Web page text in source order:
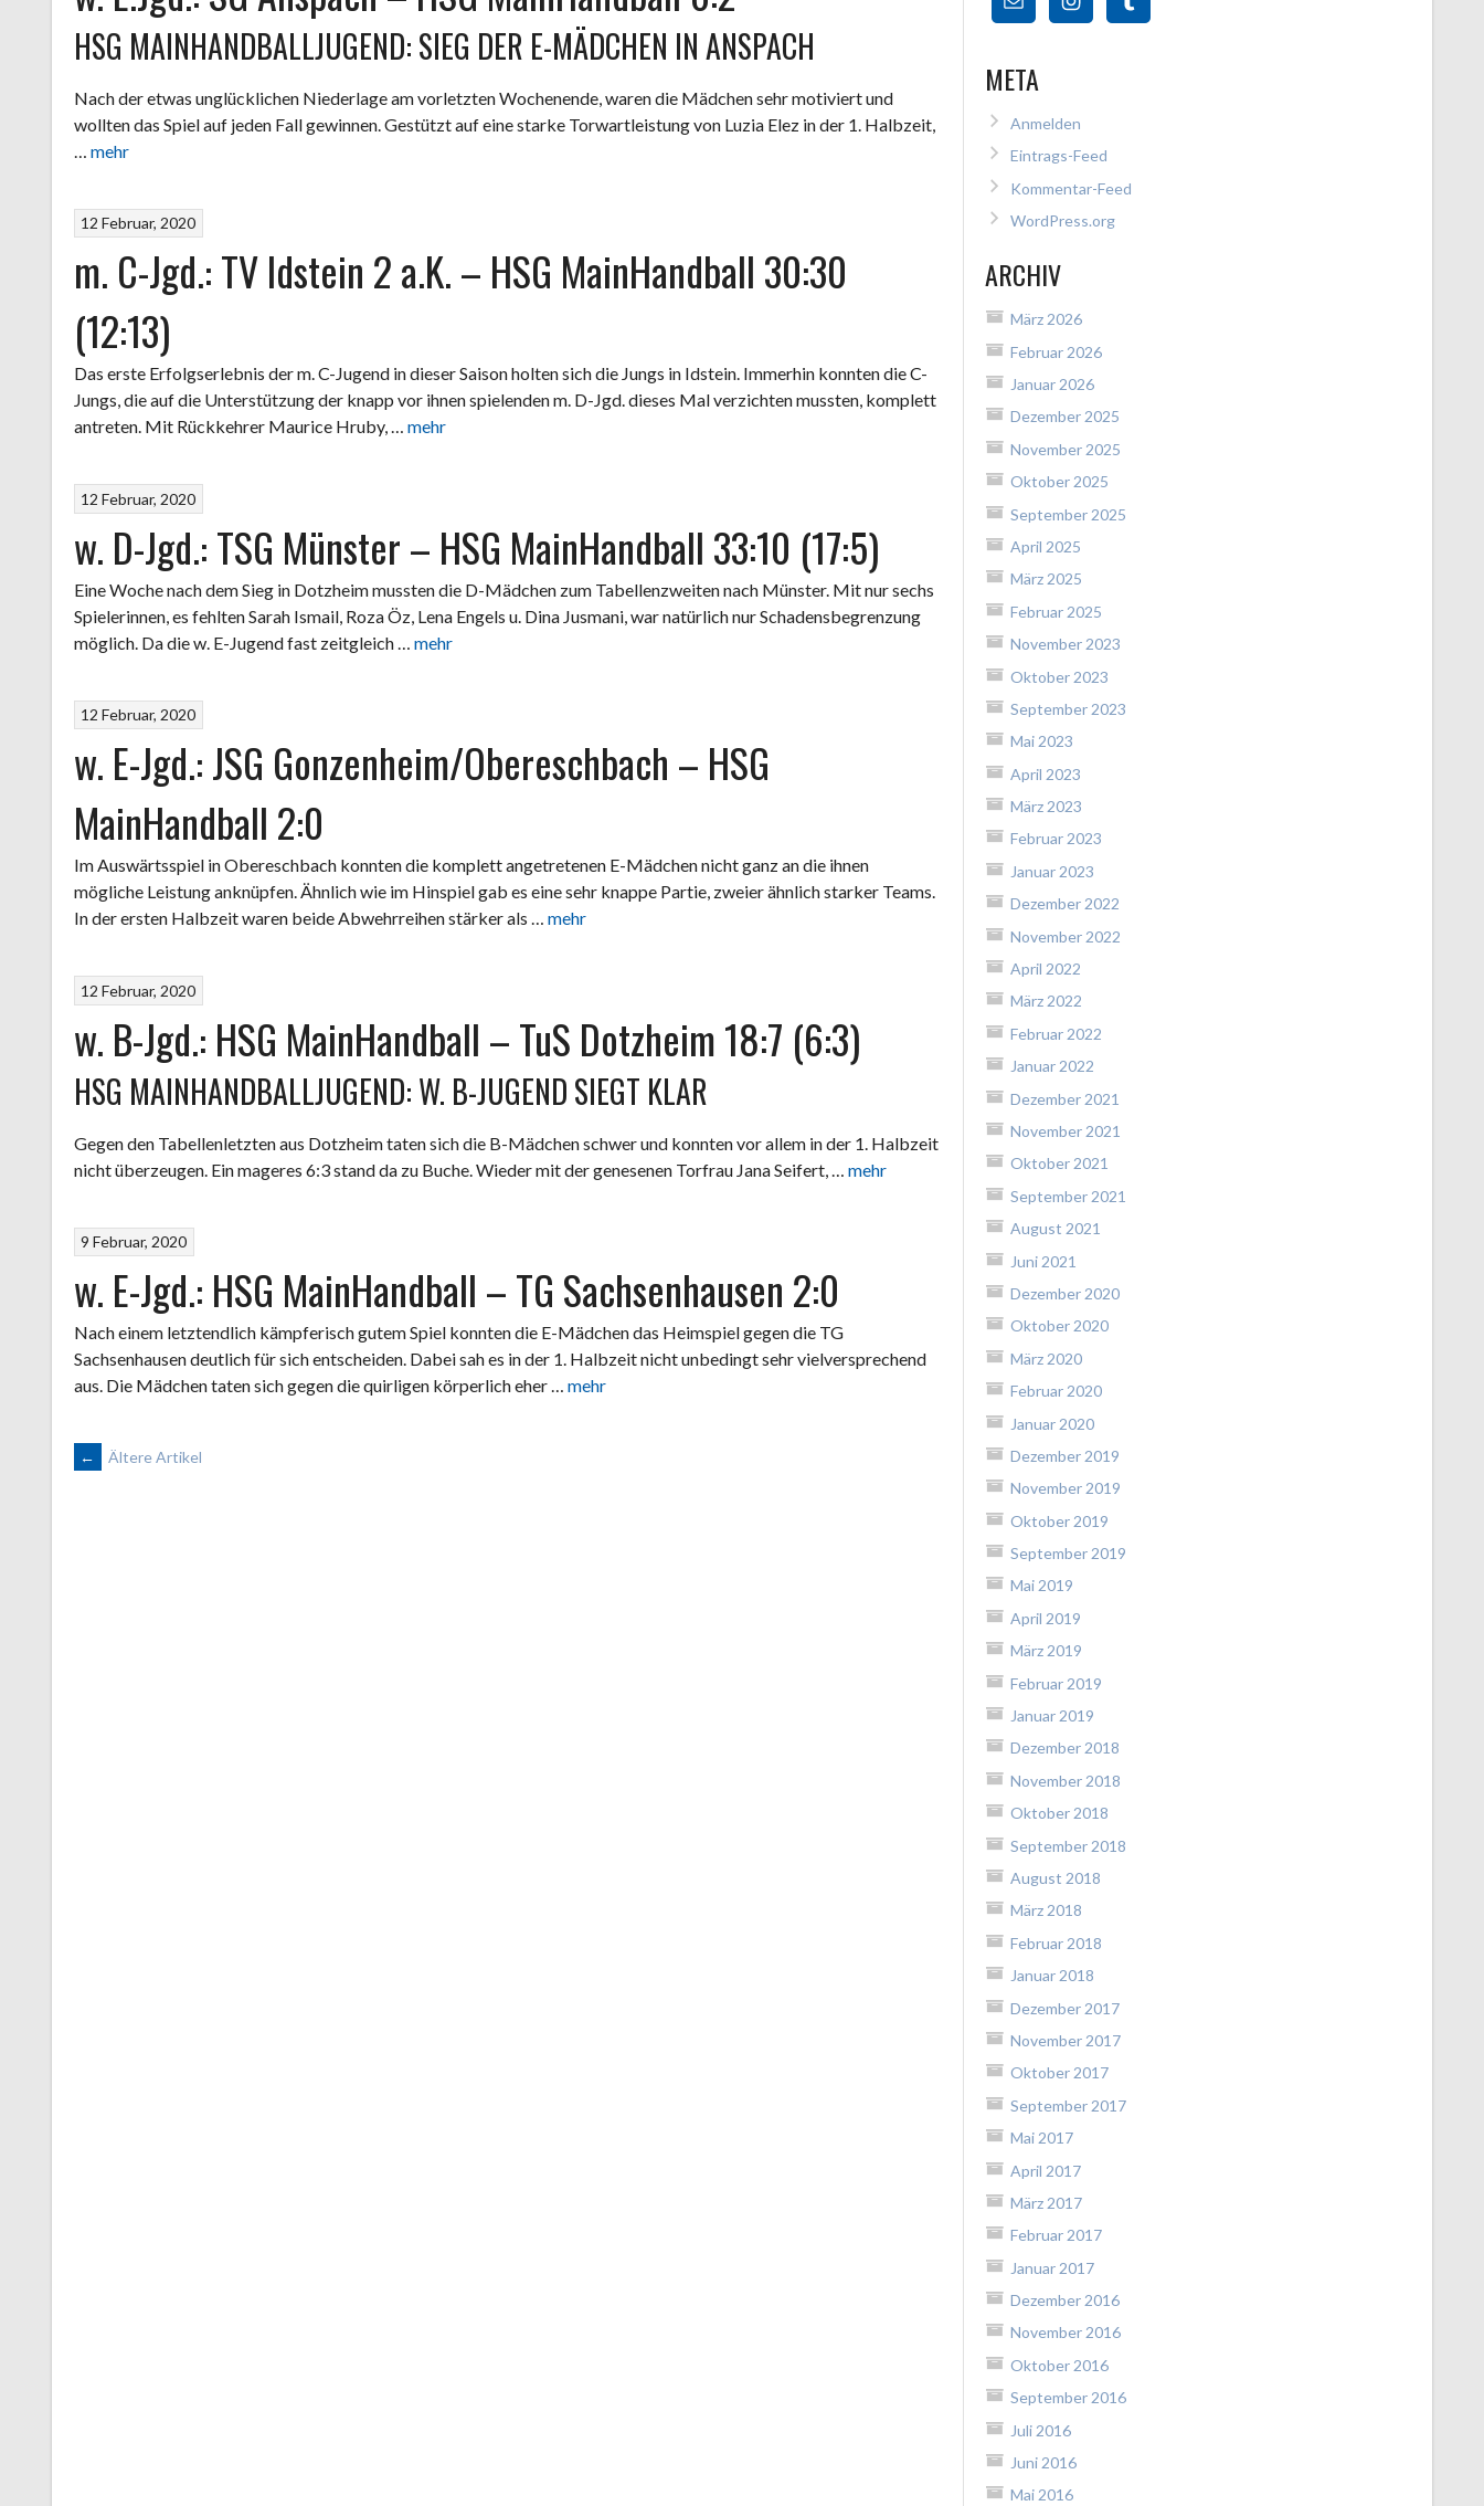
HSG MAINHANDBALLJUGEND: SIEG DER E-MÄDCHEN IN ANSPACH
Nach der etwas unglücklichen Niederlage am vorletzten Wochenende, waren die Mädchen sehr motiviert und
wollten das Spiel auf jeden Fall gewinnen. Gestützt auf eine starke Torwartleistung von Luzia Elez in der 1. Halbzeit,
mehr
12 Februar, 2020
m. C-Jgd.: TV Idstein 2 a.K. – HSG MainHandball 30:30
(12:13)
Das erste Erfolgserlebnis der m. C-Jugend in dieser Saison holten sich die Jungs in Idstein. Immerhin konnten die C-
Jungs, die auf die Unterstützung der knapp vor ihnen spielenden m. D-Jgd. dieses Mal verzichten mussten, komplett
antreten. Mit Rückkehrer Maurice Hruby, … mehr
12 Februar, 2020
w. D-Jgd.: TSG Münster – HSG MainHandball 33:10 (17:5)
Eine Woche nach dem Sieg in Dotzheim mussten die D-Mädchen zum Tabellenzweiten nach Münster. Mit nur sechs
Spielerinnen, es fehlten Sarah Ismail, Roza Öz, Lena Engels u. Dina Jusmani, war natürlich nur Schadensbegrenzung
möglich. Da die w. E-Jugend fast zeitgleich … mehr
12 Februar, 2020
w. E-Jgd.: JSG Gonzenheim/Obereschbach – HSG
MainHandball 2:0
Im Auswärtsspiel in Obereschbach konnten die komplett angetretenen E-Mädchen nicht ganz an die ihnen
mögliche Leistung anknüpfen. Ähnlich wie im Hinspiel gab es eine sehr knappe Partie, zweier ähnlich starker Teams.
In der ersten Halbzeit waren beide Abwehrreihen stärker als … mehr
12 Februar, 2020
w. B-Jgd.: HSG MainHandball – TuS Dotzheim 18:7 (6:3)
HSG MAINHANDBALLJUGEND: W. B-JUGEND SIEGT KLAR
Gegen den Tabellenletzten aus Dotzheim taten sich die B-Mädchen schwer und konnten vor allem in der 1. Halbzeit
nicht überzeugen. Ein mageres 6:3 stand da zu Buche. Wieder mit der genesenen Torfrau Jana Seifert, … mehr
9 Februar, 2020
w. E-Jgd.: HSG MainHandball – TG Sachsenhausen 2:0
Nach einem letztendlich kämpferisch gutem Spiel konnten die E-Mädchen das Heimspiel gegen die TG
Sachsenhausen deutlich für sich entscheiden. Dabei sah es in der 1. Halbzeit nicht unbedingt sehr vielversprechend
aus. Die Mädchen taten sich gegen die quirligen körperlich eher … mehr
BEITRAGSNAVIGATION
← Ältere Artikel
META
Anmelden
Eintrags-Feed
Kommentar-Feed
WordPress.org
ARCHIV
März 2026
Februar 2026
Januar 2026
Dezember 2025
November 2025
Oktober 2025
September 2025
April 2025
März 2025
Februar 2025
November 2023
Oktober 2023
September 2023
Mai 2023
April 2023
März 2023
Februar 2023
Januar 2023
Dezember 2022
November 2022
April 2022
März 2022
Februar 2022
Januar 2022
Dezember 2021
November 2021
Oktober 2021
September 2021
August 2021
Juni 2021
Dezember 2020
Oktober 2020
März 2020
Februar 2020
Januar 2020
Dezember 2019
November 2019
Oktober 2019
September 2019
Mai 2019
April 2019
März 2019
Februar 2019
Januar 2019
Dezember 2018
November 2018
Oktober 2018
September 2018
August 2018
März 2018
Februar 2018
Januar 2018
Dezember 2017
November 2017
Oktober 2017
September 2017
Mai 2017
April 2017
März 2017
Februar 2017
Januar 2017
Dezember 2016
November 2016
Oktober 2016
September 2016
Juli 2016
Juni 2016
Mai 2016